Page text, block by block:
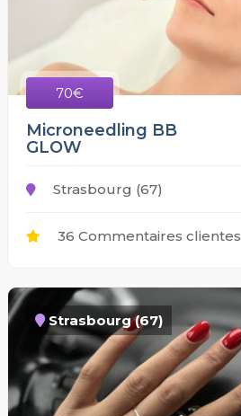
70€
Microneedling BB
GLOW
Strasbourg (67)
36 Commentaires clientes
Strasbourg (67)